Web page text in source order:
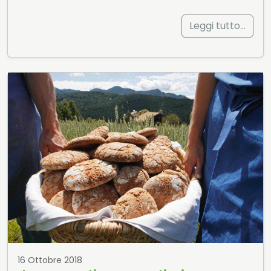
In buona parte della pianura bresciana
Parco naturale regionale Mont Avic
Il Parco è prevalentemente interessato da
affioramenti del Complesso piemontese…
Parco Ittico Paradiso
Il Parco Ittico Paradiso è un’oasi naturale di
13 ettari,…
Parco regionale urbano del Pineto
Si estende nel settore nord-occidentale
della città tra la via…
Parco naturale Lama Balice
Lama Balice in quanto crocevia tra i territori
Leggi tutto…
16 Ottobre 2018